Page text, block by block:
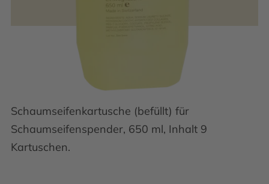
Schaumseifenkartusche (befüllt) für
Schaumseifenspender, 650 ml, Inhalt 9
Kartuschen.